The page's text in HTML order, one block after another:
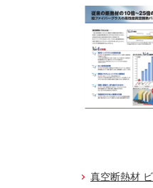
真空断熱材